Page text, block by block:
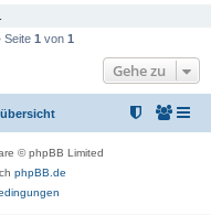
Seite 1 von 1
Gehe zu
© phpBB Limited
phpBB.de